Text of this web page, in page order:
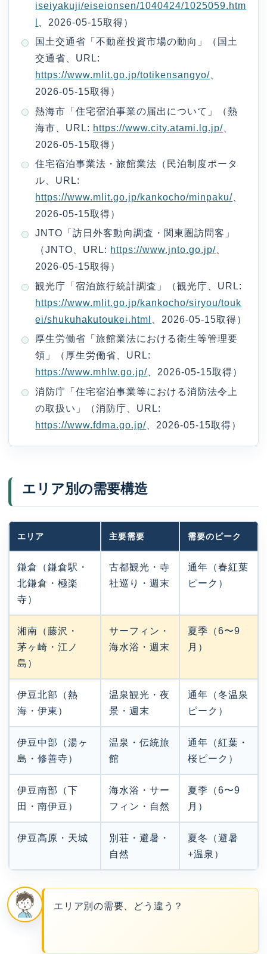
iseiyakuji/eiseionsen/1040424/1025059.htm
、2026-05-15取得）
国土交通省「不動産投資市場の動向」（国土
交通省、URL:
https://www.mlit.go.jp/totikensangyo/
2026-05-15取得）
熱海市「住宅宿泊事業の届出について」（熱
海市、URL: https://www.city.atami.lg.jp/
2026-05-15取得）
住宅宿泊事業法・旅館業法（民泊制度ポータ
ル、URL:
https://www.mlit.go.jp/kankocho/minpaku/
2026-05-15取得）
JNTO「訪日外客動向調査・関東圏訪問客」
（JNTO、URL: https://www.jnto.go.jp/、
2026-05-15取得）
観光庁「宿泊旅行統計調査」（観光庁、URL:
https://www.mlit.go.jp/kankocho/siryou/touk
ei/shukuhakutoukei.html
、2026-05-15取得）
厚生労働省「旅館業法における衛生等管理要
領」（厚生労働省、URL:
https://www.mhlw.go.jp/ 、2026-05-15取得）
消防庁「住宅宿泊事業等における消防法令上
の取扱い」（消防庁、URL:
https://www.fdma.go.jp/ 、2026-05-15取得）
エリア別の需要構造
エリア 主要需要 需要のピーク
鎌倉（鎌倉駅・
北鎌倉・極楽
寺）
古都観光・寺
社巡り・週末
通年（春紅葉
ピーク）
湘南（藤沢・
茅ヶ崎・江ノ
島）
サーフィン・
海水浴・週末
夏季（6〜9
月）
伊豆北部（熱
海・伊東）
温泉観光・夜
景・週末
通年（冬温泉
ピーク）
伊豆中部（湯ヶ
島・修善寺）
温泉・伝統旅
館
通年（紅葉・
桜ピーク）
伊豆南部（下
田・南伊豆）
海水浴・サー
フィン・自然
夏季（6〜9
月）
伊豆高原・天城
別荘・避暑・
自然
夏冬（避暑
+温泉）
エリア別の需要、どう違う？